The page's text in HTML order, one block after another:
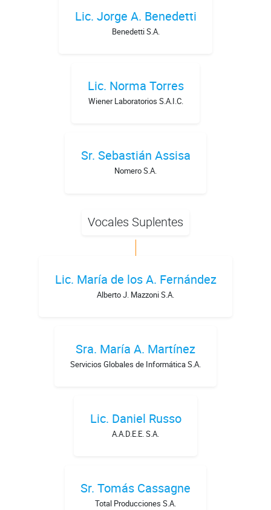
Lic. Jorge A. Benedetti
Benedetti S.A.
Lic. Norma Torres
Wiener Laboratorios S.A.I.C.
Sr. Sebastián Assisa
Nomero S.A.
Vocales Suplentes
Lic. María de los A. Fernández
Alberto J. Mazzoni S.A.
Sra. María A. Martínez
Servicios Globales de Informática S.A.
Lic. Daniel Russo
A.A.D.E.E. S.A.
Sr. Tomás Cassagne
Total Producciones S.A.